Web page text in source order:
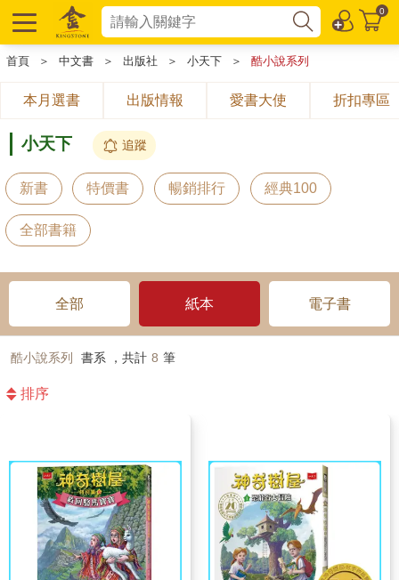
0
首頁 ＞ 中文書 ＞ 出版社 ＞ 小天下 ＞ 酷小說系列
本月選書 出版情報 愛書大使 折扣專區
小天下 追蹤
新書 特價書 暢銷排行 經典100
全部書籍
全部 紙本 電子書
酷小說系列 書系 ，共計 8 筆
排序